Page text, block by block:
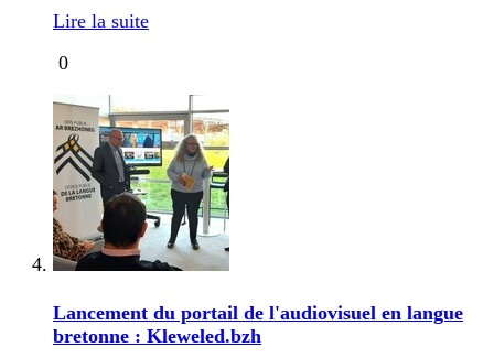
Lire la suite
0
Lancement du portail de l'audiovisuel en langue
bretonne : Kleweled.bzh